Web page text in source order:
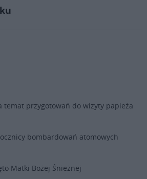
temat przygotowań do wizyty papieża
bombardowań atomowych
Matki Bożej Śnieżnej